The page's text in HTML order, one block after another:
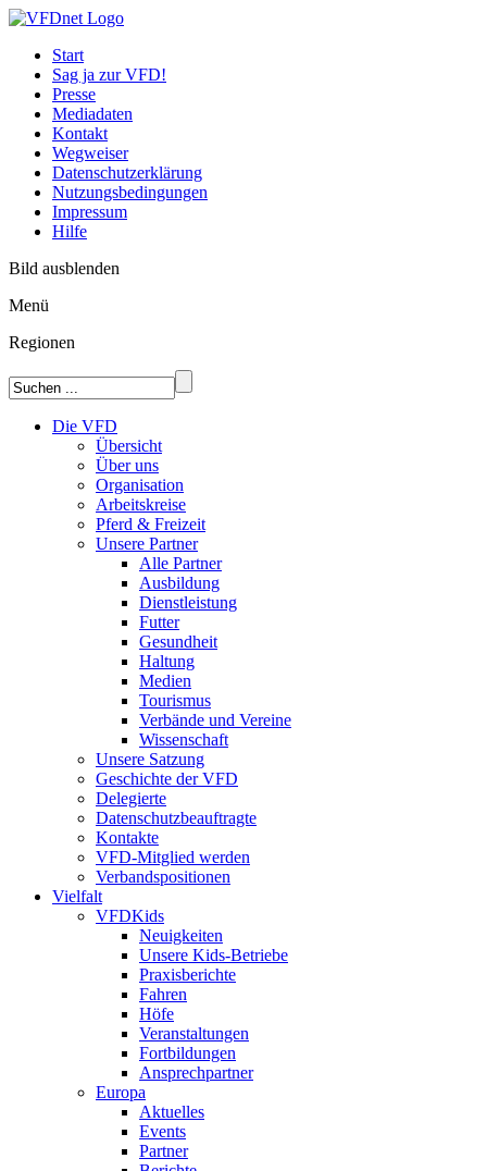
Start
Sag ja zur VFD!
Presse
Mediadaten
Kontakt
Wegweiser
Datenschutzerklärung
Nutzungsbedingungen
Impressum
Hilfe
Bild ausblenden
Menü
Regionen
Die VFD
Übersicht
Über uns
Organisation
Arbeitskreise
Pferd & Freizeit
Unsere Partner
Alle Partner
Ausbildung
Dienstleistung
Futter
Gesundheit
Haltung
Medien
Tourismus
Verbände und Vereine
Wissenschaft
Unsere Satzung
Geschichte der VFD
Delegierte
Datenschutzbeauftragte
Kontakte
VFD-Mitglied werden
Verbandspositionen
Vielfalt
VFDKids
Neuigkeiten
Unsere Kids-Betriebe
Praxisberichte
Fahren
Höfe
Veranstaltungen
Fortbildungen
Ansprechpartner
Europa
Aktuelles
Events
Partner